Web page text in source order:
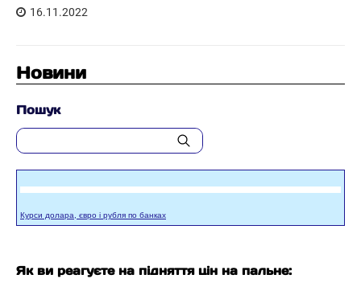
16.11.2022
Новини
Пошук
Курси долара, євро і рубля по банках
Як ви реагуєте на підняття цін на пальне: